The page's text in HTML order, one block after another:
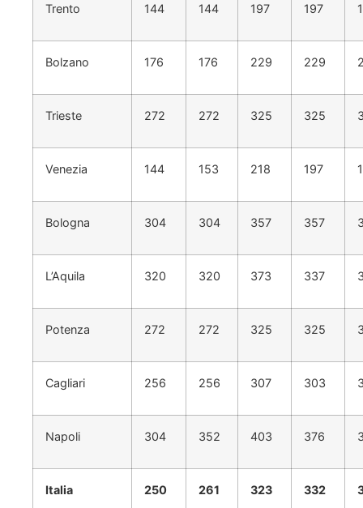
Trento 144 144 197 197
Bolzano 176 176 229 229
Trieste 272 272 325 325
Venezia 144 153 218 197
Bologna 304 304 357 357
L’Aquila 320 320 373 337
Potenza 272 272 325 325
Cagliari 256 256 307 303
Napoli 304 352 403 376
Italia 250 261 323 332